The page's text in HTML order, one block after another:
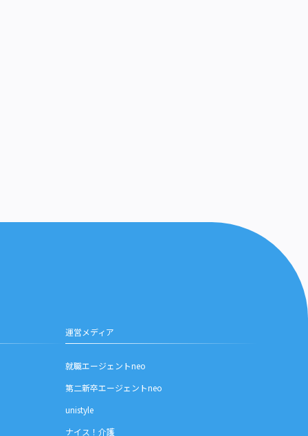
運営メディア
就職エージェントneo
第二新卒エージェントneo
unistyle
ナイス！介護